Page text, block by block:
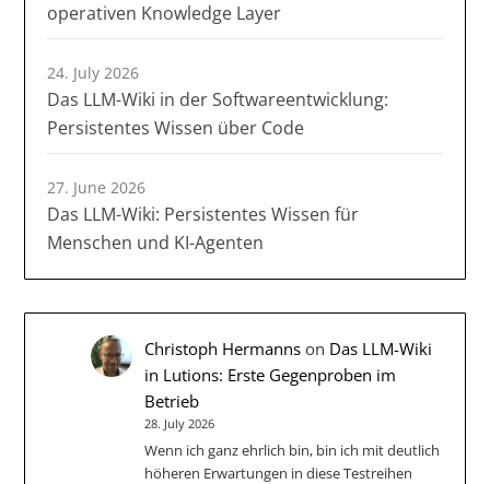
operativen Knowledge Layer
24. July 2026
Das LLM-Wiki in der Softwareentwicklung:
Persistentes Wissen über Code
27. June 2026
Das LLM-Wiki: Persistentes Wissen für
Menschen und KI-Agenten
Christoph Hermanns on Das LLM-Wiki
in Lutions: Erste Gegenproben im
Betrieb
28. July 2026
Wenn ich ganz ehrlich bin, bin ich mit deutlich
höheren Erwartungen in diese Testreihen